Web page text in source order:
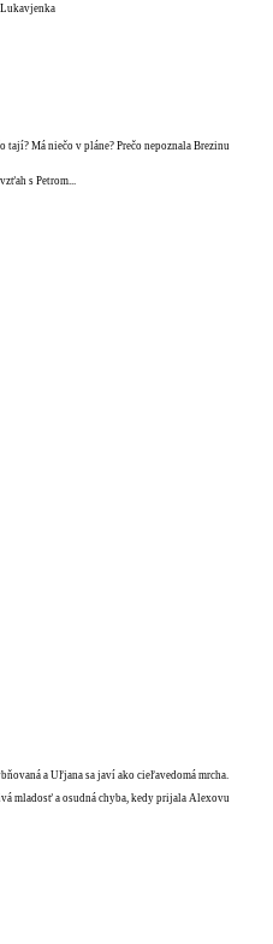
tají? Má niečo v pláne? Prečo nepoznala Brezinu
s Petrom...
a Uľjana sa javí ako cieľavedomá mrcha.
mladosť a osudná chyba, kedy prijala Alexovu